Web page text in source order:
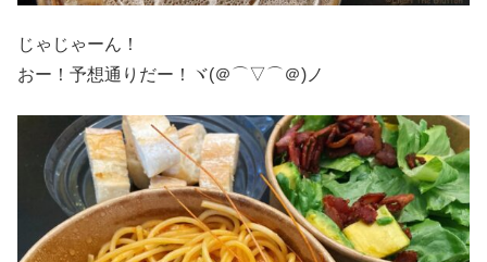
じゃじゃーん！
おー！予想通りだー！ヾ(＠⌒▽⌒＠)ノ